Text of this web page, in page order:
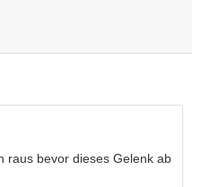
raus bevor dieses Gelenk ab